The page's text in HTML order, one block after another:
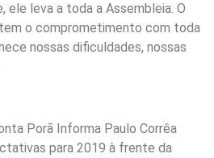
ele leva a toda a Assembleia. O
o comprometimento com toda
nossas dificuldades, nossas
Porã Informa Paulo Corrêa
para 2019 à frente da